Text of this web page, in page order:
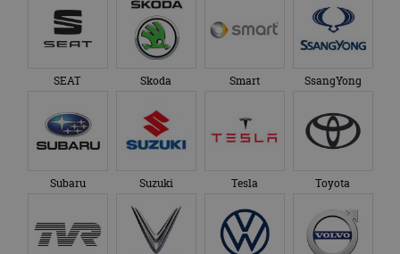
SEAT Skoda Smart SsangYong
Subaru Suzuki Tesla Toyota